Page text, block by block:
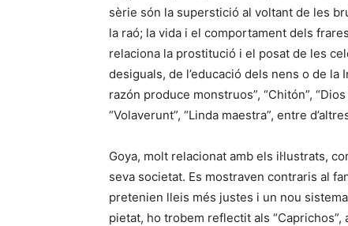
sèrie són la superstició al voltant de les
la raó; la vida i el comportament dels
relaciona la prostitució i el posat de les
desiguals, de l’educació dels nens o de
razón produce monstruos”, “Chitón”,
“Volaverunt”, “Linda maestra”, entre
Goya, molt relacionat amb els il·lustrats,
seva societat. Es mostraven contraris al
pretenien lleis més justes i un nou
pietat, ho trobem reflectit als